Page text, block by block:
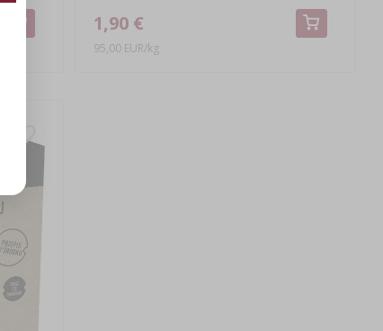
1,90 €
95,00 EUR/kg